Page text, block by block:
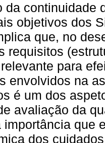
da continuidade
objetivos dos
que, no
requisitos
para
envolvidos na
é um dos
avaliação da
importância que
dos